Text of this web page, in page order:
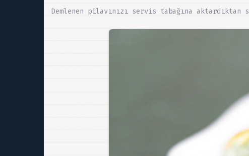
Demlenen pilavınızı servis tabağına